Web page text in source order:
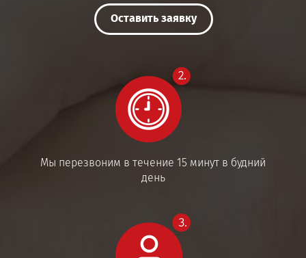
Оставить заявку
Мы перезвоним в течение 15 минут в будний
день